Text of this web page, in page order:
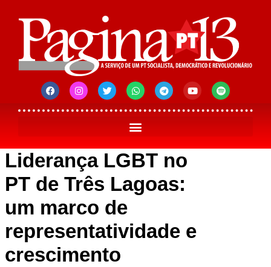
Liderança LGBT no
PT de Três Lagoas:
um marco de
representatividade e
crescimento